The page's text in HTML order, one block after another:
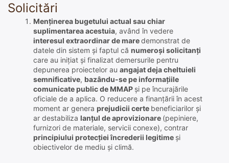
Solicitări
Menținerea bugetului actual sau chiar
suplimentarea acestuia, având în vedere
interesul extraordinar de maredemonstrat de
datele din sistem și faptul că numeroși solicitanți
care au inițiat și finalizat demersurile pentru
depunerea proiectelor au angajat deja cheltuieli
semnificative, bazându-se pe informațiile
comunicate public de MMAP și pe încurajările
oficiale de a aplica. O reducere a finanțării în acest
moment ar genera prejudicii certe beneficiarilor și
ar destabiliza lanțul de aprovizionare (pepiniere,
furnizori de materiale, servicii conexe), contrar
principiului protecției încrederii legitime și
obiectivelor de mediu și climă.